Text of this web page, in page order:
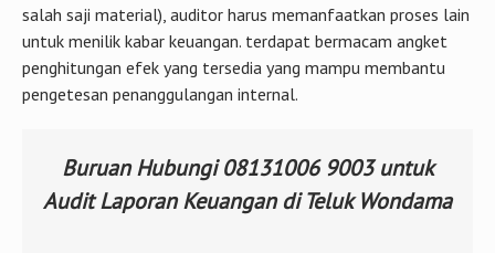
salah saji material), auditor harus memanfaatkan proses lain
untuk menilik kabar keuangan. terdapat bermacam angket
penghitungan efek yang tersedia yang mampu membantu
pengetesan penanggulangan internal.
Buruan Hubungi 08131006 9003 untuk
Audit Laporan Keuangan di Teluk Wondama